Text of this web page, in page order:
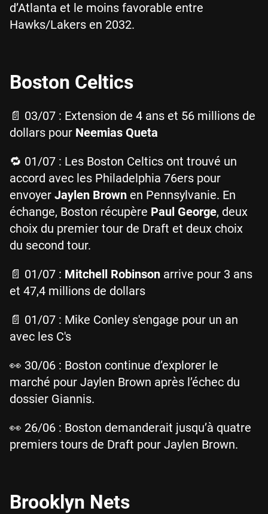
d’Atlanta et le moins favorable entre
Hawks/Lakers en 2032.
Boston Celtics
📄 03/07 : Extension de 4 ans et 56 millions de
dollars pour Neemias Queta
🔁 01/07 : Les Boston Celtics ont trouvé un
accord avec les Philadelphia 76ers pour
envoyer Jaylen Brown en Pennsylvanie. En
échange, Boston récupère Paul George, deux
choix du premier tour de Draft et deux choix
du second tour.
📄 01/07 : Mitchell Robinson arrive pour 3 ans
et 47,4 millions de dollars
📄 01/07 : Mike Conley s'engage pour un an
avec les C's
👀 30/06 : Boston continue d’explorer le
marché pour Jaylen Brown après l’échec du
dossier Giannis.
👀 26/06 : Boston demanderait jusqu’à quatre
premiers tours de Draft pour Jaylen Brown.
Brooklyn Nets